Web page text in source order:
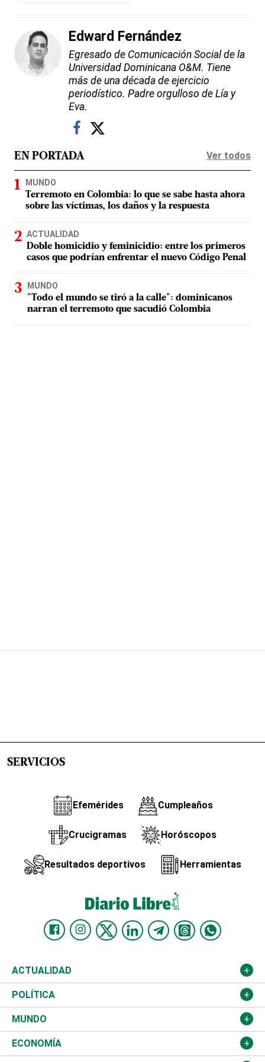
Edward Fernández
Egresado de Comunicación Social de la
Universidad Dominicana O&M. Tiene
más de una década de ejercicio
periodístico. Padre orgulloso de Lía y
Eva.
EN PORTADA Ver todos
MUNDO
Terremoto en Colombia: lo que se sabe hasta ahora
sobre las víctimas, los daños y la respuesta
ACTUALIDAD
Doble homicidio y feminicidio: entre los primeros
casos que podrían enfrentar el nuevo Código Penal
MUNDO
"Todo el mundo se tiró a la calle": dominicanos
narran el terremoto que sacudió Colombia
SERVICIOS
Efemérides Cumpleaños
Crucigramas Horóscopos
Resultados deportivos Herramientas
ACTUALIDAD
Nacional
Ciudad
Educación
POLÍTICA
Partidos
JCE
MUNDO
Estados Unidos
ECONOMÍA